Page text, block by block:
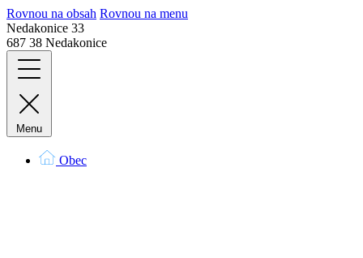
Rovnou na obsah Rovnou na menu
Nedakonice 33
687 38 Nedakonice
Menu
Obec